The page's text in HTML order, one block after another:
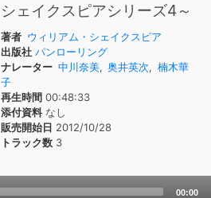
シェイクスピアシリーズ4～
著者 ウィリアム・シェイクスピア
出版社 パンローリング
ナレーター 中川奈美, 奥井英次, 楠木華
子
再生時間 00:48:33
添付資料なし
販売開始日 2012/10/28
トラック数 3
00:00